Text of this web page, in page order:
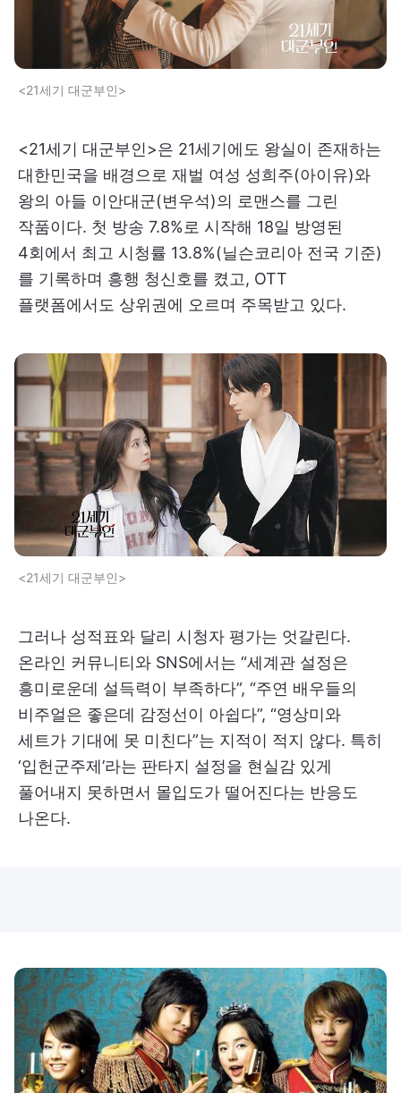
<21세기 대군부인>
<21세기 대군부인>은 21세기에도 왕실이 존재하는
대한민국을 배경으로 재벌 여성 성희주(아이유)와
왕의 아들 이안대군(변우석)의 로맨스를 그린
작품이다. 첫 방송 7.8%로 시작해 18일 방영된
4회에서 최고 시청률 13.8%(닐슨코리아 전국 기준)
를 기록하며 흥행 청신호를 켰고, OTT
플랫폼에서도 상위권에 오르며 주목받고 있다.
<21세기 대군부인>
그러나 성적표와 달리 시청자 평가는 엇갈린다.
온라인 커뮤니티와 SNS에서는 “세계관 설정은
흥미로운데 설득력이 부족하다”, “주연 배우들의
비주얼은 좋은데 감정선이 아쉽다”, “영상미와
세트가 기대에 못 미친다”는 지적이 적지 않다. 특히
‘입헌군주제’라는 판타지 설정을 현실감 있게
풀어내지 못하면서 몰입도가 떨어진다는 반응도
나온다.